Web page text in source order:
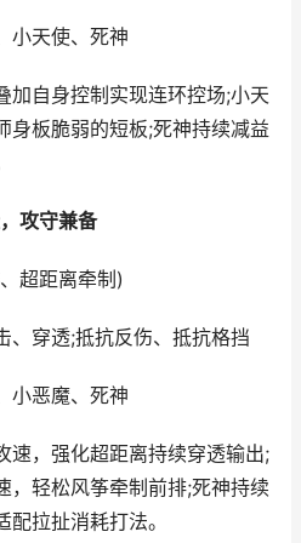
天使、死神
自身控制实现连环控场;小天
身板脆弱的短板;死神持续减益
攻守兼备
超距离牵制)
穿透;抵抗反伤、抵抗格挡
恶魔、死神
，强化超距离持续穿透输出;
，轻松风筝牵制前排;死神持续
拉扯消耗打法。